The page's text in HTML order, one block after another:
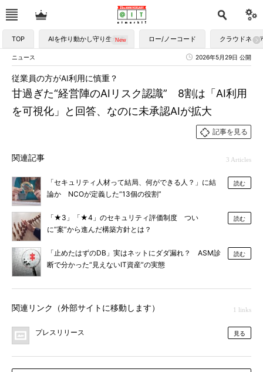
TOP AIを作り動かし守り生かす ロー/ノーコード クラウドネイ
ニュース 2026年5月29日 公開
甘過ぎた“経営陣のAIリスク認識” 8割は「AI利用
を可視化」と回答、なのに未承認AIが拡大
従業員の方がAI利用に慎重？
記事を見る
関連記事 3 Articles
「セキュリティ人材って結局、何ができる人？」に結
論か NCOが定義した“13個の役割”
読む
「★3」「★4」のセキュリティ評価制度 つい
に“案”から進んだ構築方針とは？
読む
「止めたはずのDB」実はネットにダダ漏れ？ ASM診
断で分かった“見えないIT資産”の実態
読む
関連リンク（外部サイトに移動します） 1 links
プレスリリース 見る